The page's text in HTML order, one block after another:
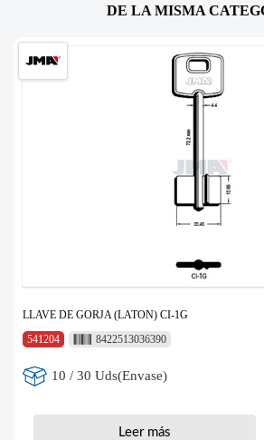
DE LA MISMA
LLAVE DE GORJA (LATON) CI-1G
541204
8422513036390
10 / 30 Uds(Envase)
Leer más